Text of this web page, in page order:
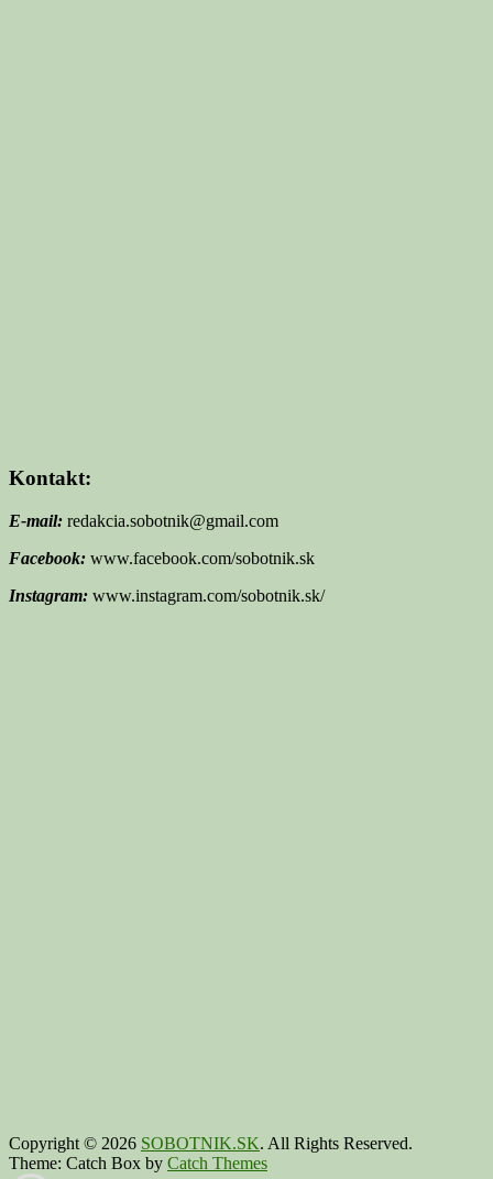
Kontakt:
E-mail: redakcia.sobotnik@gmail.com
Facebook: www.facebook.com/sobotnik.sk
Instagram: www.instagram.com/sobotnik.sk/
Copyright © 2026 SOBOTNIK.SK. All Rights Reserved.
Theme: Catch Box by Catch Themes